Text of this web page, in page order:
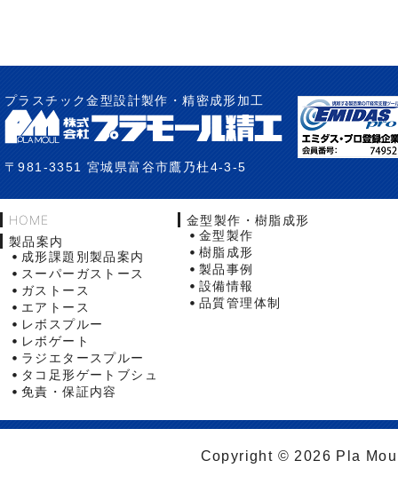
プラスチック金型設計製作・精密成形加工
〒981-3351 宮城県富谷市鷹乃杜4-3-5
HOME
製品案内
成形課題別製品案内
スーパーガストース
ガストース
エアトース
レボスプルー
レボゲート
ラジエタースプルー
タコ足形ゲートブシュ
免責・保証内容
金型製作・樹脂成形
金型製作
樹脂成形
製品事例
設備情報
品質管理体制
Copyright © 2026 Pla